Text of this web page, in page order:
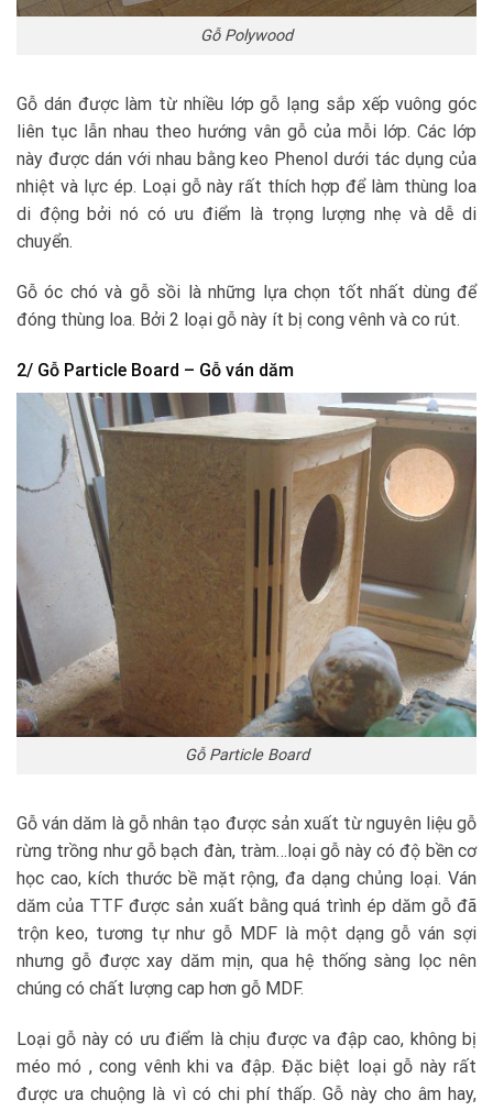
Gỗ Polywood
Gỗ dán được làm từ nhiều lớp gỗ lạng sắp xếp vuông góc
liên tục lẫn nhau theo hướng vân gỗ của mỗi lớp. Các lớp
này được dán với nhau bằng keo Phenol dưới tác dụng của
nhiệt và lực ép. Loại gỗ này rất thích hợp để làm thùng loa
di động bởi nó có ưu điểm là trọng lượng nhẹ và dễ di
chuyển.
Gỗ óc chó và gỗ sồi là những lựa chọn tốt nhất dùng để
đóng thùng loa. Bởi 2 loại gỗ này ít bị cong vênh và co rút.
2/ Gỗ Particle Board – Gỗ ván dăm
Gỗ Particle Board
Gỗ ván dăm là gỗ nhân tạo được sản xuất từ nguyên liệu gỗ
rừng trồng như gỗ bạch đàn, tràm…loại gỗ này có độ bền cơ
học cao, kích thước bề mặt rộng, đa dạng chủng loại. Ván
dăm của TTF được sản xuất bằng quá trình ép dăm gỗ đã
trộn keo, tương tự như gỗ MDF là một dạng gỗ ván sợi
nhưng gỗ được xay dăm mịn, qua hệ thống sàng lọc nên
chúng có chất lượng cap hơn gỗ MDF.
Loại gỗ này có ưu điểm là chịu được va đập cao, không bị
méo mó , cong vênh khi va đập. Đặc biệt loại gỗ này rất
được ưa chuộng là vì có chi phí thấp. Gỗ này cho âm hay,